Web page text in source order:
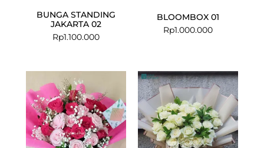
BUNGA STANDING
JAKARTA 02
Rp1.100.000
BLOOMBOX 01
Rp1.000.000
Original
price
was:
Rp850.000.
Current
price
is:
Rp699.000.